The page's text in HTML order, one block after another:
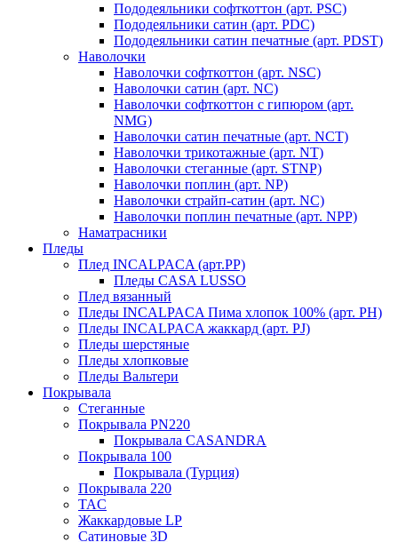
Пододеяльники софткоттон (арт. PSC)
Пододеяльники сатин (арт. PDC)
Пододеяльники сатин печатные (арт. PDST)
Наволочки
Наволочки софткоттон (арт. NSC)
Наволочки сатин (арт. NC)
Наволочки софткоттон с гипюром (арт.
NMG)
Наволочки сатин печатные (арт. NCT)
Наволочки трикотажные (арт. NT)
Наволочки стеганные (арт. STNP)
Наволочки поплин (арт. NP)
Наволочки страйп-сатин (арт. NC)
Наволочки поплин печатные (арт. NPP)
Наматрасники
Пледы
Плед INCALPACA (арт.PP)
Пледы CASA LUSSO
Плед вязанный
Пледы INCALPACA Пима хлопок 100% (арт. PH)
Пледы INCALPACA жаккард (арт. PJ)
Пледы шерстяные
Пледы хлопковые
Пледы Вальтери
Покрывала
Стеганные
Покрывала PN220
Покрывала CASANDRA
Покрывала 100
Покрывала (Турция)
Покрывала 220
TAC
Жаккардовые LP
Сатиновые 3D